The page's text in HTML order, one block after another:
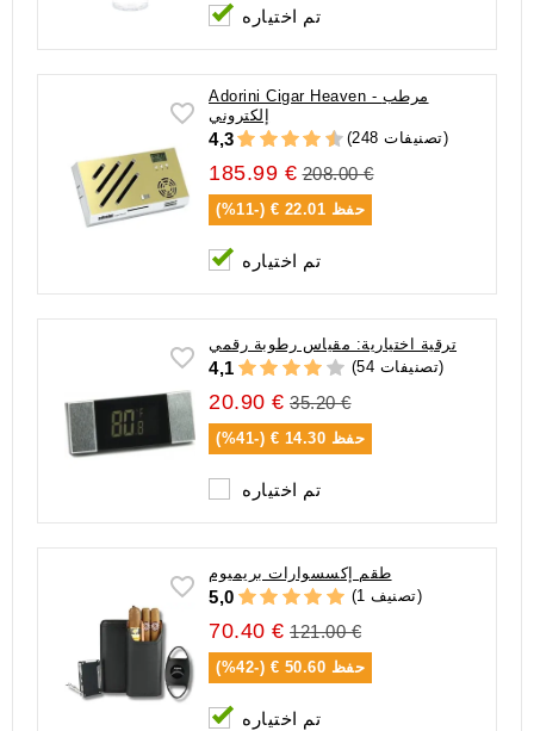
تم اختياره
Adorini Cigar Heaven - مرطب
إلكتروني
4,3 (248 تصنيفات)
185.99 € 208.00 €
حفظ 22.01 € (-11%)
تم اختياره
ترقية اختيارية: مقياس رطوبة رقمي
4,1 (54 تصنيفات)
20.90 € 35.20 €
حفظ 14.30 € (-41%)
تم اختياره
طقم إكسسوارات بريميوم
5,0 (1 تصنيف)
70.40 € 121.00 €
حفظ 50.60 € (-42%)
تم اختياره